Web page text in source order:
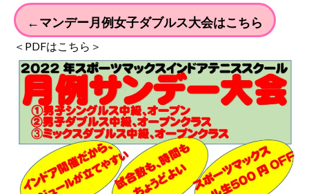
←マンデー月例女子ダブルス大会はこちら
＜PDFはこちら＞